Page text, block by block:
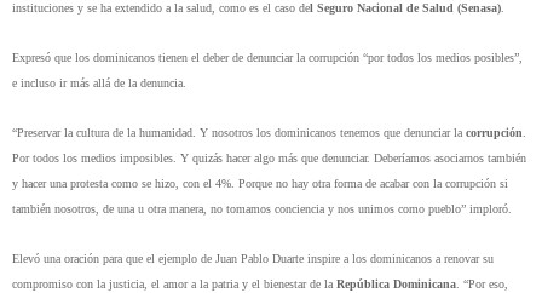
instituciones y se ha extendido a la salud, como es el caso del Seguro Nacional de Salud (Senasa)
Expresó que los dominicanos tienen el deber de denunciar la corrupción “por todos los medios posibles”,
e incluso ir más allá de la denuncia.
“Preservar la cultura de la humanidad. Y nosotros los dominicanos tenemos que denunciar la corrupción
Por todos los medios imposibles. Y quizás hacer algo más que denunciar. Deberíamos asociarnos también
y hacer una protesta como se hizo, con el 4%. Porque no hay otra forma de acabar con la corrupción si
también nosotros, de una u otra manera, no tomamos conciencia y nos unimos como pueblo” imploró.
Elevó una oración para que el ejemplo de Juan Pablo Duarte inspire a los dominicanos a renovar su
compromiso con la justicia, el amor a la patria y el bienestar de la República Dominicana . “Por eso,